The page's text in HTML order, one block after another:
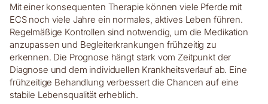
Mit einer konsequenten Therapie können viele Pferde mit
ECS noch viele Jahre ein normales, aktives Leben führen.
Regelmäßige Kontrollen sind notwendig, um die Medikation
anzupassen und Begleiterkrankungen frühzeitig zu
erkennen. Die Prognose hängt stark vom Zeitpunkt der
Diagnose und dem individuellen Krankheitsverlauf ab. Eine
frühzeitige Behandlung verbessert die Chancen auf eine
stabile Lebensqualität erheblich.